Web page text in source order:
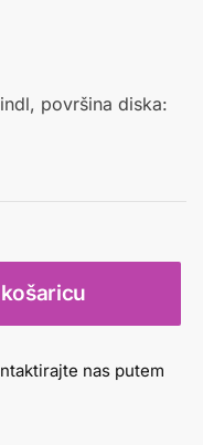
površina diska:
nas putem